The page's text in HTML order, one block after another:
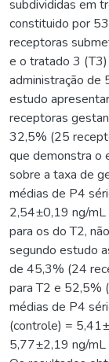
subdivididas em
constituido por
receptoras
e o tratado 3
administração de
estudo
receptoras
32,5% (25
que demonstra o
sobre a taxa de
médias de P4
2,54±0,19 ng/mL
para os do T2,
segundo estudo
de 45,3% (24
para T2 e 52,5%
médias de P4
(controle) =
5,77±2,19 ng/